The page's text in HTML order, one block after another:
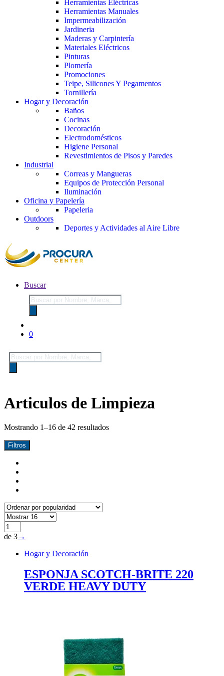
Herramientas Eléctricas
Herramientas Manuales
Impermeabilización
Jardineria
Maderas y Carpintería
Materiales Eléctricos
Pinturas
Plomería
Promociones
Teipe, Silicones Y Pegamentos
Tornillería
Hogar y Decoración
Baños
Cocinas
Decoración
Electrodomésticos
Higiene Personal
Revestimientos de Pisos y Paredes
Industrial
Correas y Mangueras
Equipos de Protección Personal
Iluminación
Oficina y Papelería
Papeleria
Outdoors
Deportes y Actividades al Aire Libre
Buscar
Búsqueda
de
productos
0
Búsqueda
de
productos
Articulos de Limpieza
Mostrando 1–16 de 42 resultados
Filtros
de 3→
Hogar y Decoración
ESPONJA SCOTCH-BRITE 220
VERDE HEAVY DUTY